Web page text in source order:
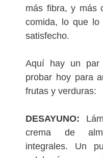
más fibra, y más
comida, lo que lo
satisfecho.
Aquí hay un par
probar hoy para
frutas y verduras:
DESAYUNO:
crema de
integrales. Un